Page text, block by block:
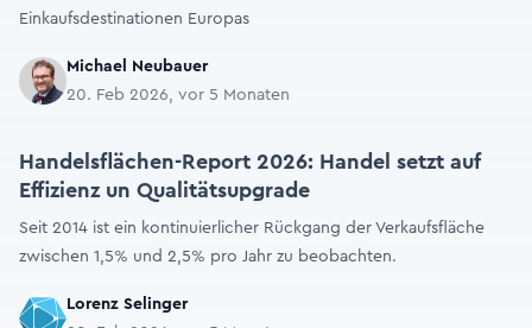
Einkaufsdestinationen Europas
Michael Neubauer
20. Feb 2026, vor 5 Monaten
Handelsflächen-Report 2026: Handel setzt auf
Effizienz un Qualitätsupgrade
Seit 2014 ist ein kontinuierlicher Rückgang der Verkaufsfläche
zwischen 1,5% und 2,5% pro Jahr zu beobachten.
Lorenz Selinger